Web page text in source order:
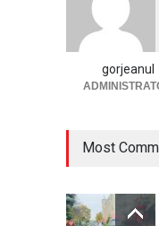
gorjeanul
Most